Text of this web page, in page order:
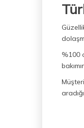
%100